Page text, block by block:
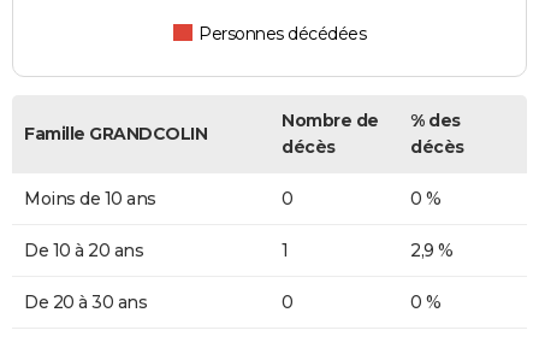
Personnes décédées
Famille GRANDCOLIN
Nombre de
décès
% des
décès
Moins de 10 ans 0 0 %
De 10 à 20 ans 1 2,9 %
De 20 à 30 ans 0 0 %